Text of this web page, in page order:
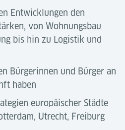
Entwicklungen den
von Wohnungsbau
bis hin zu Logistik und
Bürgerinnen und Bürger an
haben
europäischer Städte
Utrecht, Freiburg